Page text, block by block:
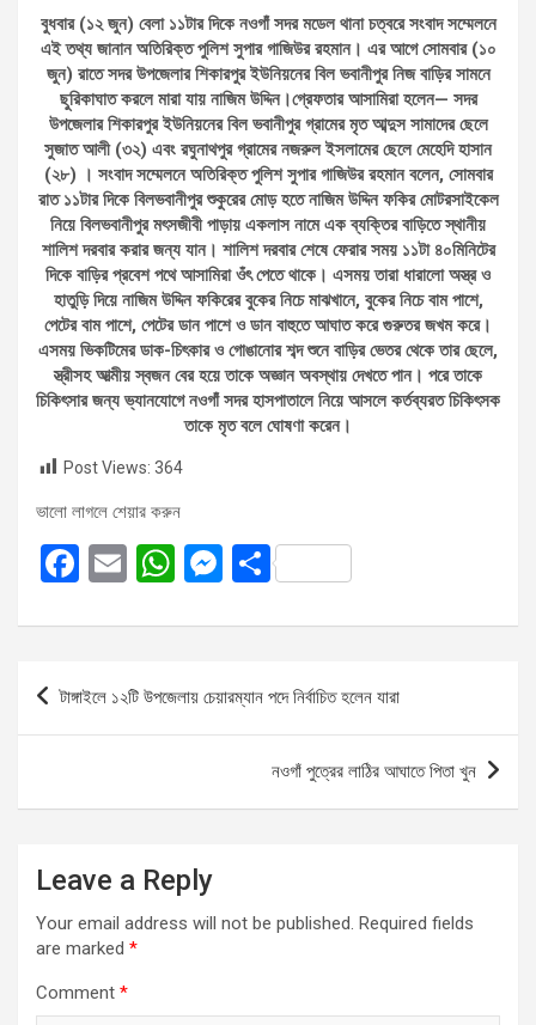
বুধবার (১২ জুন) বেলা ১১টার দিকে নওগাঁ সদর মডেল থানা চত্বরে সংবাদ সম্মেলনে
এই তথ্য জানান অতিরিক্ত পুলিশ সুপার গাজিউর রহমান। এর আগে সোমবার (১০
জুন) রাতে সদর উপজেলার শিকারপুর ইউনিয়নের বিল ভবানীপুর নিজ বাড়ির সামনে
ছুরিকাঘাত করলে মারা যায় নাজিম উদ্দিন।গ্রেফতার আসামিরা হলেন— সদর
উপজেলার শিকারপুর ইউনিয়নের বিল ভবানীপুর গ্রামের মৃত আব্দুস সামাদের ছেলে
সুজাত আলী (৩২) এবং রঘুনাথপুর গ্রামের নজরুল ইসলামের ছেলে মেহেদি হাসান
(২৮) । সংবাদ সম্মেলনে অতিরিক্ত পুলিশ সুপার গাজিউর রহমান বলেন, সোমবার
রাত ১১টার দিকে বিলভবানীপুর শুকুরের মোড় হতে নাজিম উদ্দিন ফকির মোটরসাইকেল
নিয়ে বিলভবানীপুর মৎসজীবী পাড়ায় একলাস নামে এক ব্যক্তির বাড়িতে স্থানীয়
শালিশ দরবার করার জন্য যান। শালিশ দরবার শেষে ফেরার সময় ১১টা ৪০মিনিটের
দিকে বাড়ির প্রবেশ পথে আসামিরা ওঁৎ পেতে থাকে। এসময় তারা ধারালো অস্ত্র ও
হাতুড়ি দিয়ে নাজিম উদ্দিন ফকিরের বুকের নিচে মাঝখানে, বুকের নিচে বাম পাশে,
পেটের বাম পাশে, পেটের ডান পাশে ও ডান বাহুতে আঘাত করে গুরুতর জখম করে।
এসময় ভিকটিমের ডাক-চিৎকার ও গোঙানোর শব্দ শুনে বাড়ির ভেতর থেকে তার ছেলে,
স্ত্রীসহ আত্মীয় স্বজন বের হয়ে তাকে অজ্ঞান অবস্থায় দেখতে পান। পরে তাকে
চিকিৎসার জন্য ভ্যানযোগে নওগাঁ সদর হাসপাতালে নিয়ে আসলে কর্তব্যরত চিকিৎসক
তাকে মৃত বলে ঘোষণা করেন।
Post Views: 364
ভালো লাগলে শেয়ার করুন
F
ce
b
o
E
ail
W
at
A
M
se
g
S
ar
Post
টাঙ্গাইলে ১২টি উপজেলায় চেয়ারম্যান পদে নির্বাচিত হলেন যারা
নওগাঁ পুত্রের লাঠির আঘাতে পিতা খুন
Leave a Reply
Your email address will not be published. Required fields
are marked *
Comment *